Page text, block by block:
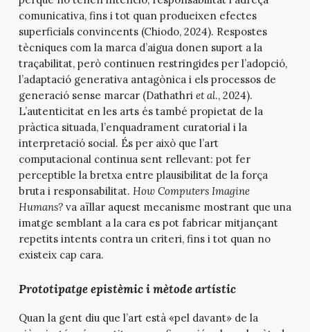
comunicativa, fins i tot quan produeixen efectes
superficials convincents (Chiodo, 2024). Respostes
tècniques com la marca d’aigua donen suport a la
traçabilitat, però continuen restringides per l’adopció,
l’adaptació generativa antagònica i els processos de
generació sense marcar (Dathathri et al., 2024).
L’autenticitat en les arts és també propietat de la
pràctica situada, l’enquadrament curatorial i la
interpretació social. És per això que l’art
computacional continua sent rellevant: pot fer
perceptible la bretxa entre plausibilitat de la força
bruta i responsabilitat. How Computers Imagine
Humans?va aïllar aquest mecanisme mostrant que una
imatge semblant a la cara es pot fabricar mitjançant
repetits intents contra un criteri, fins i tot quan no
existeix cap cara.
Prototipatge epistèmic i mètode artístic
Quan la gent diu que l’art està «pel davant» de la